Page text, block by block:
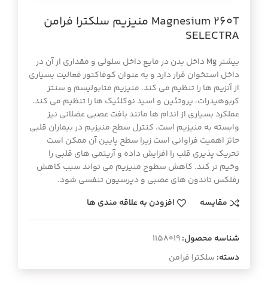
Magnesium 260T منيزيم سلكترا فرامن
SELECTRA
بیشتر Mg داخل بدن در مایع داخل سلولی و مقداری از آن در
داخل استخوان قرار دارد و به عنوان کوفاکتور فعالیت بسیاری
از آنزیم ها را تنظیم می کند. منیزیم متابولیسم و سنتز
کربوهیدرات، پروتئین و اسید نوکلئیک ها را تنظیم می کند.
عملکرد بسیاری از اندام ها مانند بافت عصبی عضلانی نیز
وابسته به منیزیم است. کنترل سطح منیزیم در بیماران قلبی
حائز اهمیت فراوانی است زیرا سطح پایین آن ممکن است
تحریک پذیری قلب را افزایش داده و آریتمی های قلبی را
وخیم تر کند. کاهش سطوح منیزیم می تواند سبب کاهش
رفلکس تاندون های عصبی و دپرسیون تنفسی شود.
مقایسه
افزودن به علاقه مندی ها
شناسه محصول:1158019
دسته: سلکترا فرامن